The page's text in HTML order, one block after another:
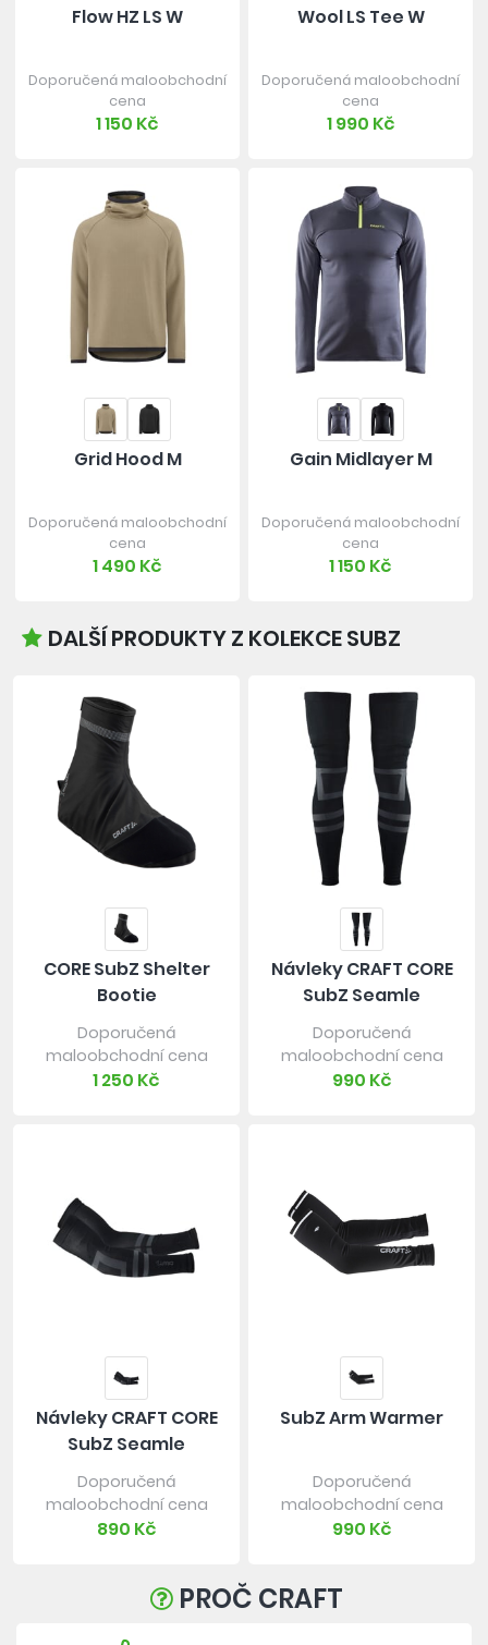
Flow HZ LS W
Doporučená maloobchodní
cena
1 150 Kč
Wool LS Tee W
Doporučená maloobchodní
cena
1 990 Kč
Grid Hood M
Doporučená maloobchodní
cena
1 490 Kč
Gain Midlayer M
Doporučená maloobchodní
cena
1 150 Kč
DALŠÍ PRODUKTY Z KOLEKCE SUBZ
CORE SubZ Shelter
Bootie
Doporučená
maloobchodní cena
1 250 Kč
Návleky CRAFT CORE
SubZ Seamle
Doporučená
maloobchodní cena
990 Kč
Návleky CRAFT CORE
SubZ Seamle
Doporučená
maloobchodní cena
890 Kč
SubZ Arm Warmer
Doporučená
maloobchodní cena
990 Kč
PROČ CRAFT